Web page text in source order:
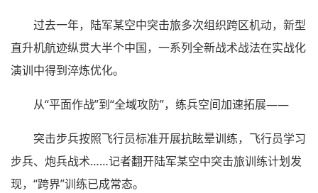
过去一年，陆军某空中突击旅多次组织跨区机动，新型
直升机航迹纵贯大半个中国，一系列全新战术战法在实战化
演训中得到淬炼优化。
从“平面作战”到“全域攻防”，练兵空间加速拓展——
突击步兵按照飞行员标准开展抗眩晕训练，飞行员学习
步兵、炮兵战术……记者翻开陆军某空中突击旅训练计划发
现，“跨界”训练已成常态。